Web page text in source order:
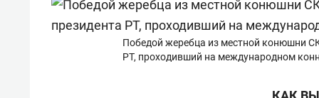
Победой жеребца из местной конюшни
РТ, проходивший на международном
Рекомендуем
Как ГК «МИР ГРУПП» и ВТБ
150